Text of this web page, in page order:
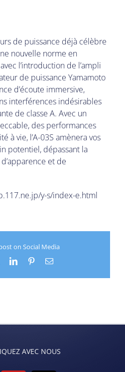
de puissance déjà célèbre
nouvelle norme en
l’introduction de l’ampli
de puissance Yamamoto
d’écoute immersive,
interférences indésirables
de classe A. Avec un
des performances
à vie, l’A-03S amènera vos
potentiel, dépassant la
et de
y-s/index-e.html
on Social Media
LinkedInPinterestEmail
AVEC NOUS